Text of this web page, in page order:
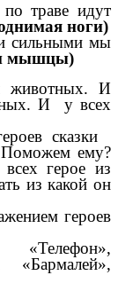
траве идут
ноги)
сильными мы
мышцы)
животных. И
И у всех
сказки
ему?
герое из
из какой он
героев
«Телефон»,